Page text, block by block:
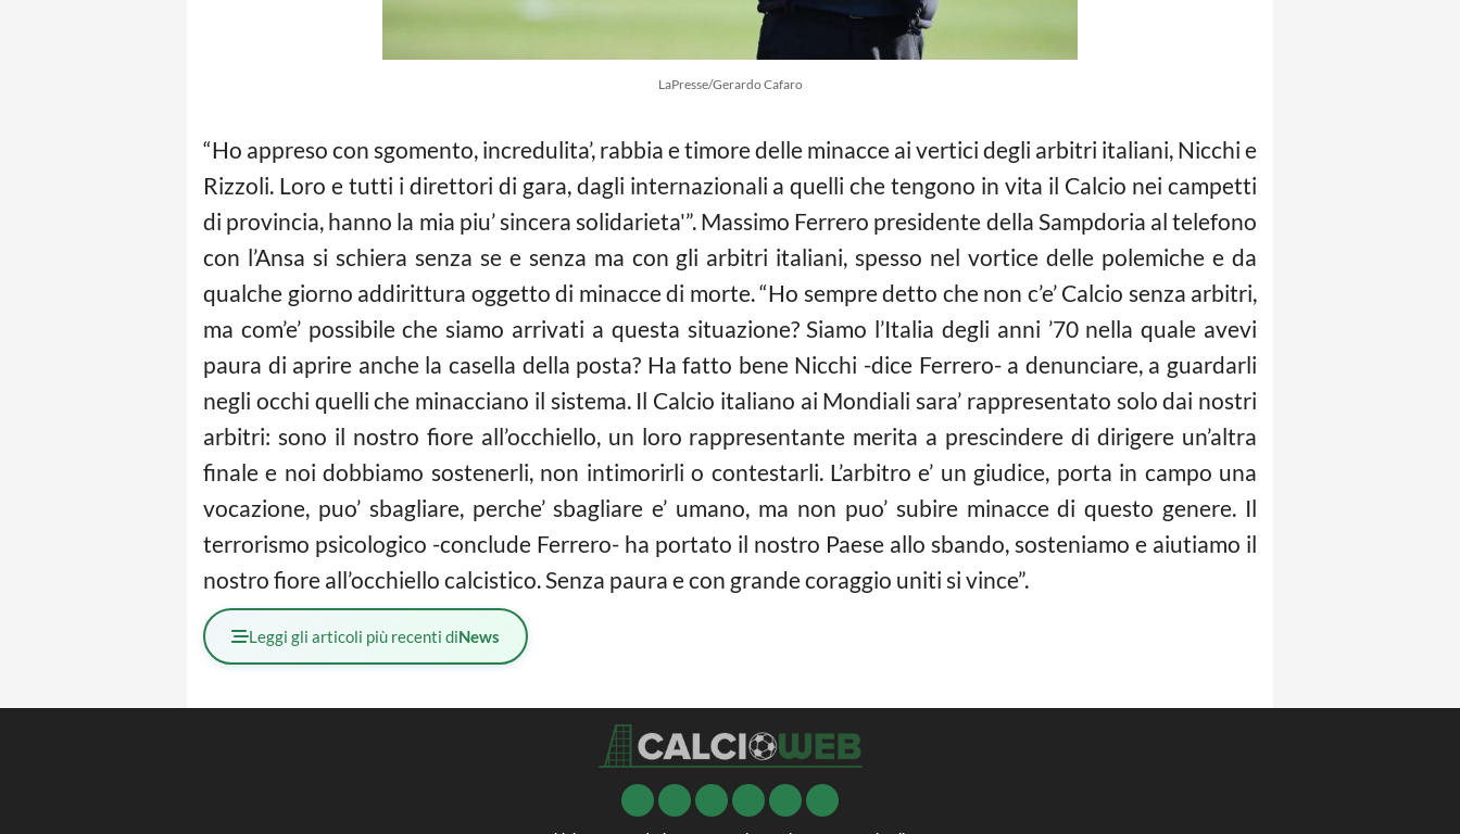
LaPresse/Gerardo Cafaro
“Ho appreso con sgomento, incredulita’, rabbia e timore delle minacce ai vertici degli arbitri italiani, Nicchi e
Rizzoli. Loro e tutti i direttori di gara, dagli internazionali a quelli che tengono in vita il Calcio nei campetti
di provincia, hanno la mia piu’ sincera solidarieta'”. Massimo Ferrero presidente della Sampdoria al telefono
con l’Ansa si schiera senza se e senza ma con gli arbitri italiani, spesso nel vortice delle polemiche e da
qualche giorno addirittura oggetto di minacce di morte. “Ho sempre detto che non c’e’ Calcio senza arbitri,
ma com’e’ possibile che siamo arrivati a questa situazione? Siamo l’Italia degli anni ’70 nella quale avevi
paura di aprire anche la casella della posta? Ha fatto bene Nicchi -dice Ferrero- a denunciare, a guardarli
negli occhi quelli che minacciano il sistema. Il Calcio italiano ai Mondiali sara’ rappresentato solo dai nostri
arbitri: sono il nostro fiore all’occhiello, un loro rappresentante merita a prescindere di dirigere un’altra
finale e noi dobbiamo sostenerli, non intimorirli o contestarli. L’arbitro e’ un giudice, porta in campo una
vocazione, puo’ sbagliare, perche’ sbagliare e’ umano, ma non puo’ subire minacce di questo genere. Il
terrorismo psicologico -conclude Ferrero- ha portato il nostro Paese allo sbando, sosteniamo e aiutiamo il
nostro fiore all’occhiello calcistico. Senza paura e con grande coraggio uniti si vince”.
Leggi gli articoli più recenti diNews